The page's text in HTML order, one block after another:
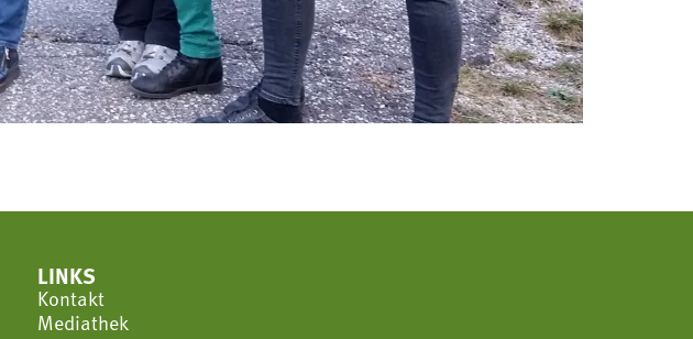
LINKS
Kontakt
Mediathek